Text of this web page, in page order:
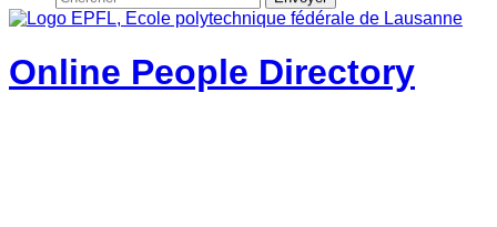
Online People Directory